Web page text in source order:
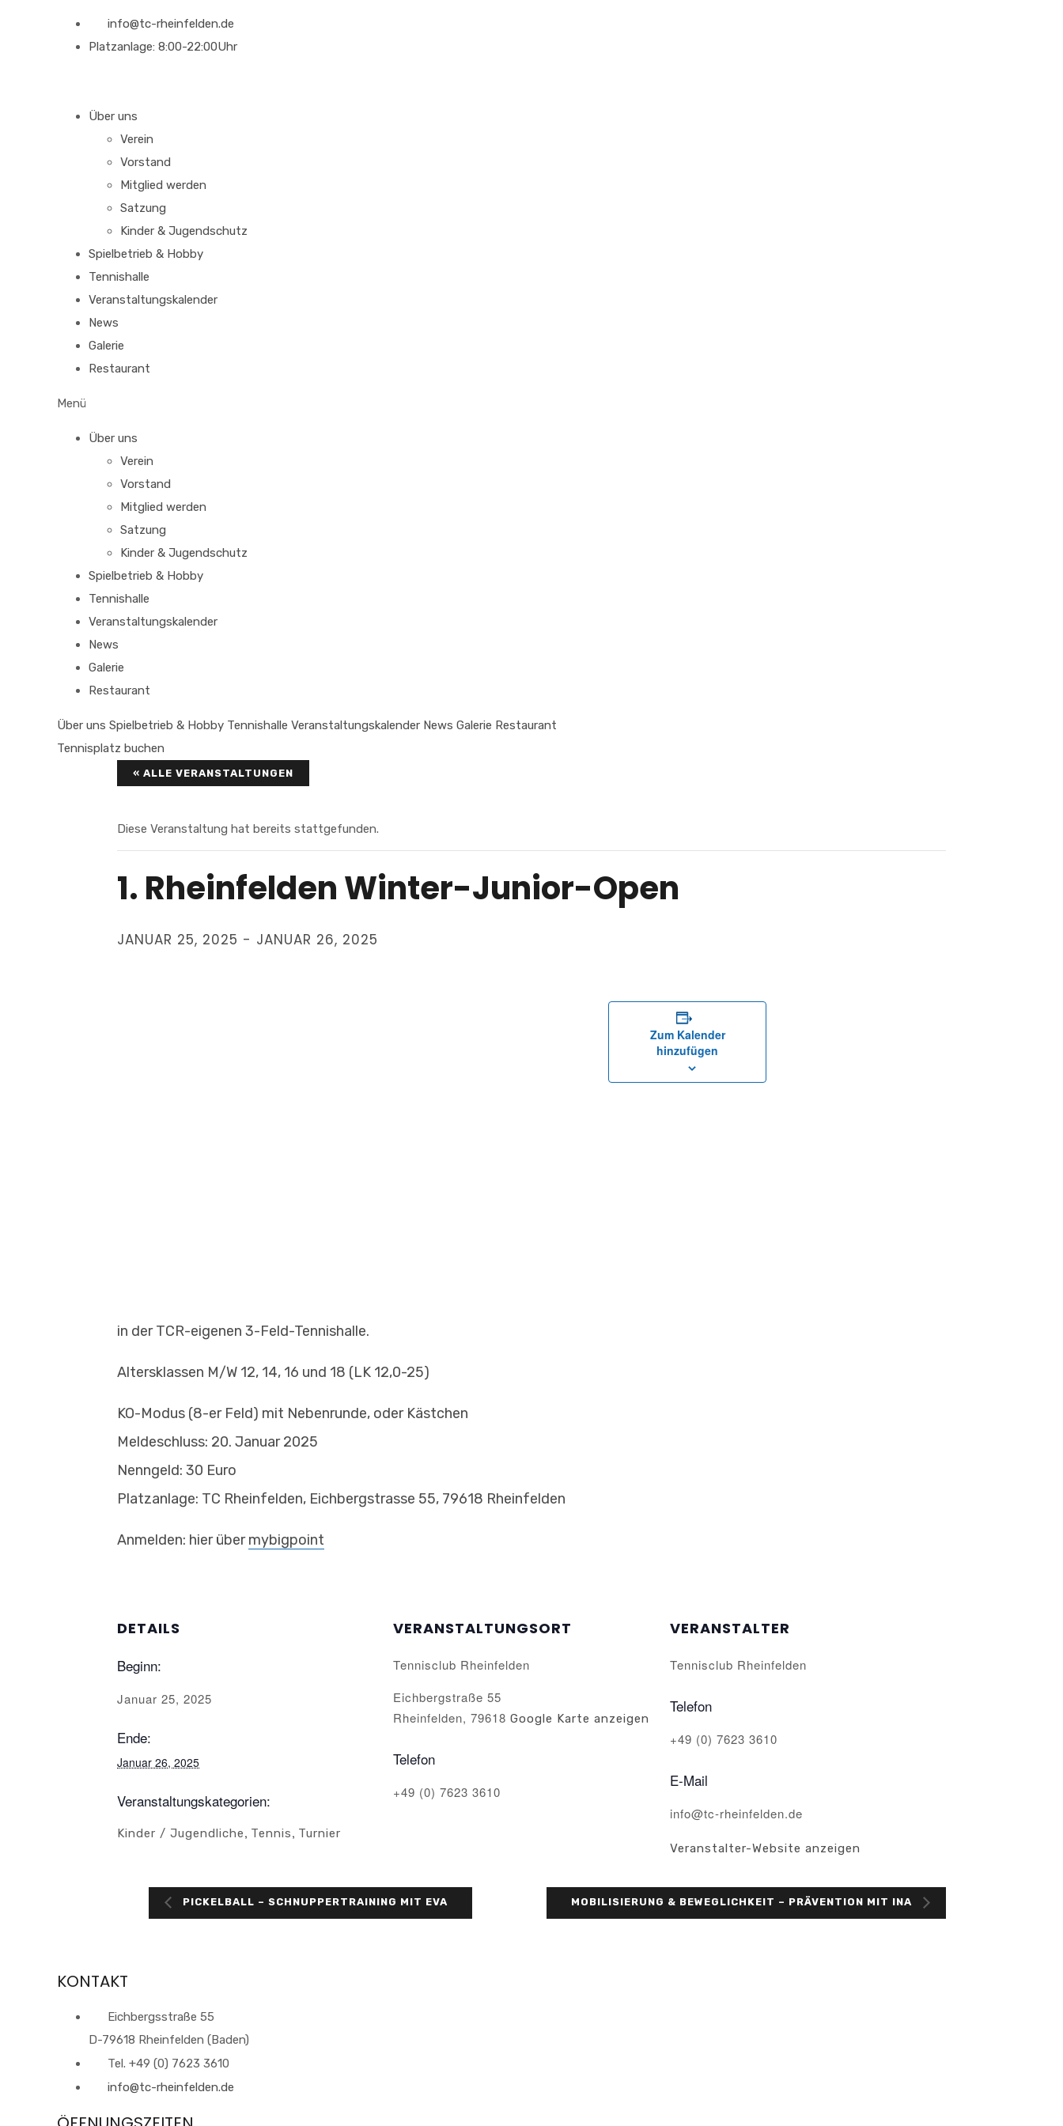
info@tc-rheinfelden.de
Platzanlage: 8:00-22:00Uhr
Über uns
Verein
Vorstand
Mitglied werden
Satzung
Kinder & Jugendschutz
Spielbetrieb & Hobby
Tennishalle
Veranstaltungskalender
News
Galerie
Restaurant
Menü
Über uns
Verein
Vorstand
Mitglied werden
Satzung
Kinder & Jugendschutz
Spielbetrieb & Hobby
Tennishalle
Veranstaltungskalender
News
Galerie
Restaurant
Über uns Spielbetrieb & Hobby Tennishalle Veranstaltungskalender News Galerie Restaurant
Tennisplatz buchen
« ALLE VERANSTALTUNGEN
Diese Veranstaltung hat bereits stattgefunden.
1. Rheinfelden Winter-Junior-Open
JANUAR 25, 2025 - JANUAR 26, 2025
in der TCR-eigenen 3-Feld-Tennishalle.
Altersklassen M/W 12, 14, 16 und 18 (LK 12,0-25)
KO-Modus (8-er Feld) mit Nebenrunde, oder Kästchen
Meldeschluss: 20. Januar 2025
Nenngeld: 30 Euro
Platzanlage: TC Rheinfelden, Eichbergstrasse 55, 79618 Rheinfelden
Anmelden: hier übermybigpoint
Zum Kalender
hinzufügen
DETAILS
Beginn:
Januar 25, 2025
Ende:
Januar 26, 2025
Veranstaltungskategorien:
Kinder / Jugendliche, Tennis, Turnier
VERANSTALTUNGSORT
Tennisclub Rheinfelden
Eichbergstraße 55
Rheinfelden, 79618 Google Karte anzeigen
Telefon
+49 (0) 7623 3610
VERANSTALTER
Tennisclub Rheinfelden
Telefon
+49 (0) 7623 3610
E-Mail
info@tc-rheinfelden.de
Veranstalter-Website anzeigen
PICKELBALL – SCHNUPPERTRAINING MIT EVA MOBILISIERUNG & BEWEGLICHKEIT – PRÄVENTION MIT INA
KONTAKT
Eichbergsstraße 55
D-79618 Rheinfelden (Baden)
Tel. +49 (0) 7623 3610
info@tc-rheinfelden.de